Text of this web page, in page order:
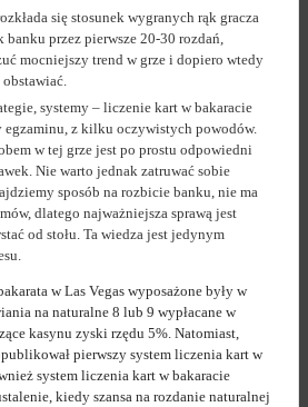
się stosunek wygranych rąk gracza
przez pierwsze 20-30 rozdań,
mocniejszy trend w grze i dopiero wtedy
systemy – liczenie kart w bakaracie
egzaminu, z kilku oczywistych powodów.
w tej grze jest po prostu odpowiedni
Nie warto jednak zatruwać sobie
sposób na rozbicie banku, nie ma
dlatego najważniejsza sprawą jest
od stołu. Ta wiedza jest jedynym
w Las Vegas wyposażone były w
na naturalne 8 lub 9 wypłacane w
kasynu zyski rzędu 5%. Natomiast,
pierwszy system liczenia kart w
system liczenia kart w bakaracie
kiedy szansa na rozdanie naturalnej